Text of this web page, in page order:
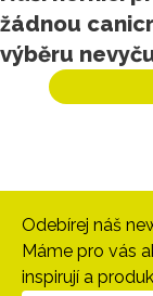
žádnou
výběru
Odebírej náš
Máme pro vás
inspirují a